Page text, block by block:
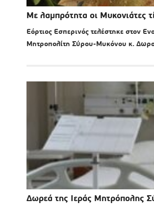
Με λαμπρότητα οι Μυκονιάτες
Εόρτιος Εσπερινός τελέστηκε στον
Μητροπολίτη Σύρου-Μυκόνου κ.
Δωρεά της Ιεράς Μητρόπολης